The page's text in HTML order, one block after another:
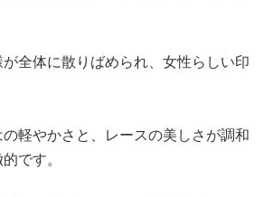
全体に散りばめられ、女性らしい印
軽やかさと、レースの美しさが調和
です。